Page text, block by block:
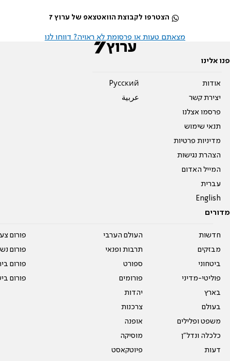
הצטרפו לקבוצת הוואטצאפ של ערוץ 7
מצאתם טעות או פרסומת לא ראויה? דווחו לנו
פנו אלינו
אודות
יצירת קשר
פרסמו אצלנו
תנאי שימוש
מדיניות פרטיות
הצהרת נגישות
המייל האדום
עברית
English
Pусский
عربية
מדורים
חדשות
מבזקים
ביטחוני
פוליטי-מדיני
בארץ
בעולם
משפט ופלילים
כלכלה ונדל"ן
דעות
העולם הערבי
תרבות ופנאי
ספורט
פורומים
יהדות
צרכנות
אופנה
מוסיקה
פיוטקאסט
פורום
פורום
פורום
פורום